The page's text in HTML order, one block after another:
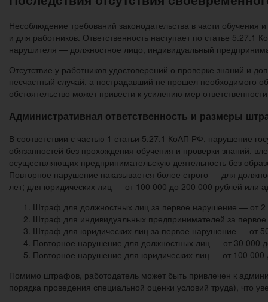
Несоблюдение требований законодательства в части обучения
и для работников. Ответственность наступает по статье
нарушителя — должностное лицо, индивидуальный
Отсутствие у работников удостоверений о проверке знаний и
несчастный случай, а пострадавший не прошел необходимого
обстоятельство может привести к усилению мер
Административная ответственность и размеры
В соответствии с частью 1 статьи 5.27.1 КоАП РФ, нарушение
обязанностей без прохождения обучения и проверки знаний,
осуществляющих предпринимательскую деятельность без
Повторное нарушение наказывается более строго — для
лет; для юридических лиц — от 100 000 до 200 000 рублей или
Штраф для должностных лиц за первое нарушение — от 2
Штраф для индивидуальных предпринимателей за
Штраф для юридических лиц за первое нарушение — от
Повторное нарушение для должностных лиц — от 30 000
Повторное нарушение для юридических лиц — от 100 000
Помимо штрафов, работодатель может быть привлечен к
порядка проведения специальной оценки условий труда), что